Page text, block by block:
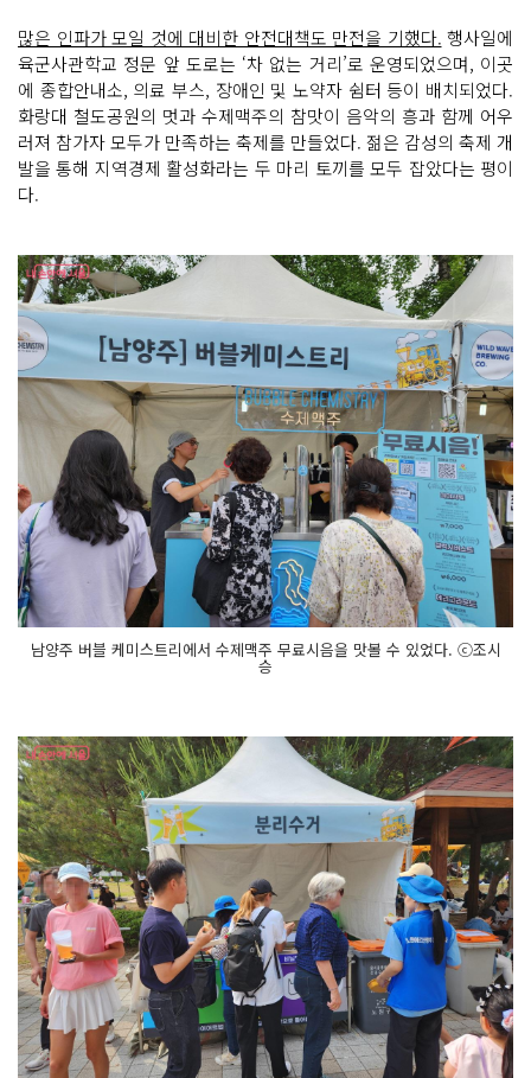
많은 인파가 모일 것에 대비한 안전대책도 만전을 기했다. 행사일에
육군사관학교 정문 앞 도로는 ‘차 없는 거리’로 운영되었으며, 이곳
에 종합안내소, 의료 부스, 장애인 및 노약자 쉼터 등이 배치되었다.
화랑대 철도공원의 멋과 수제맥주의 참맛이 음악의 흥과 함께 어우
러져 참가자 모두가 만족하는 축제를 만들었다. 젊은 감성의 축제 개
발을 통해 지역경제 활성화라는 두 마리 토끼를 모두 잡았다는 평이
다.
남양주 버블 케미스트리에서 수제맥주 무료시음을 맛볼 수 있었다. ⓒ조시
승